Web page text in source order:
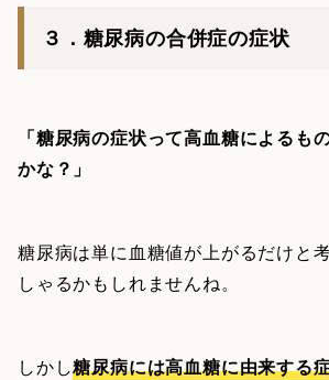
３．糖尿病の合併症の症状
「糖尿病の症状って高血糖によるも
かな？」
糖尿病は単に血糖値が上がるだけと
しゃるかもしれませんね。
しかし糖尿病には高血糖に由来する